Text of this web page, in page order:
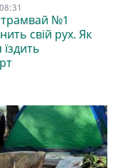
трамвай №1
свій рух. Як